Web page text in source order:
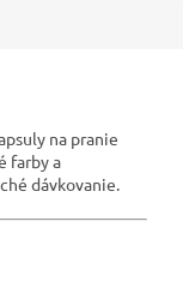
na pranie
farby a
dávkovanie.